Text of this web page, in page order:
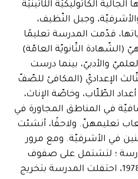
الكاثوليكيّة اللّاتينيّة
وجبل النّظيف،
قدّمت المدرسة تعليمًا
(الشّهادة الثّانويّة العامّة)
والأدبيّ، بينما درست
الإعداديّ (المكافئ للصّفّ
الطّلّاب، وخاصّة الإناث،
في المناطق المجاورة في
تعليمهنّ. ولاحقًا، أنشئت
في الأشرفيّة. ومع مرور
؛ لتشتمل على صفوف
مختلطة. وفي عام 1978، احتفلت المدرسة بتخريج